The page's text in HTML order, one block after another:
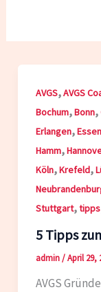
AVGS,AVGS
Bochum,Bonn,
Erlangen,Essen
Hamm,
Köln,Krefeld,
Stuttgart,tipps
5 Tipps
admin/April 29,
AVGS